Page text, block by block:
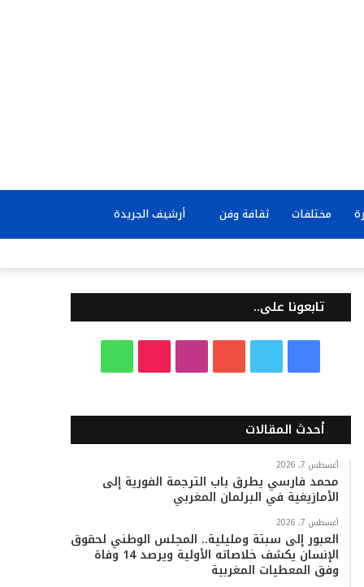
مختلفات ثقافة وفن أرشيف الجريدة
عن
تابعونا على..
س
ب
و
ك
ي
ر
ت
و
س
ق
ا
k
o
ت
ا
أحدث المقالات
أغسطس 7, 2026
محمد فارسي يطرق باب الترجمة الفورية إلى
الأمازيغية في البرلمان المغربي
أغسطس 7, 2026
العبور إلى سبتة ومليلية.. المجلس الوطني لحقوق
الإنسان يكشف خلاصاته الأولية ويرصد 14 وفاة
وفق المعطيات المغربية